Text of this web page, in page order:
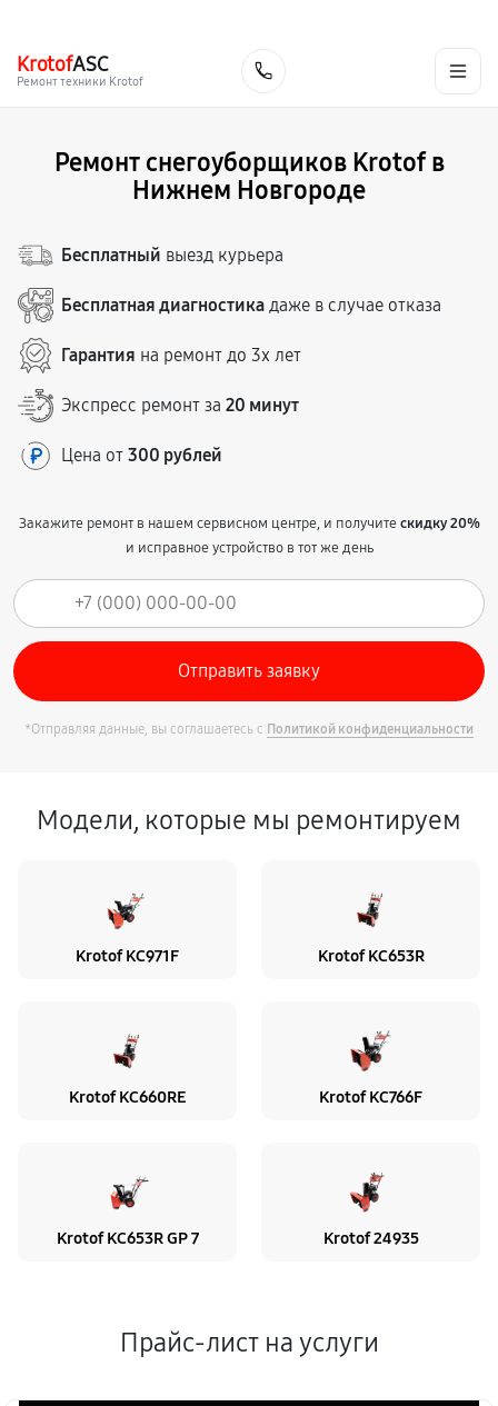
KrotofASC
Ремонт техники Krotof
Ремонт снегоуборщиков Krotof в
Нижнем Новгороде
Бесплатный выезд курьера
Бесплатная диагностика даже в случае отказа
Гарантия на ремонт до 3х лет
Экспресс ремонт за 20 минут
Цена от 300 рублей
Закажите ремонт в нашем сервисном центре, и получитескидку 20%
и исправное устройство в тот же день
*Отправляя данные, вы соглашаетесь с Политикой конфиденциальности
Модели, которые мы ремонтируем
Krotof KC971F Krotof KC653R
Krotof KC660RE Krotof KC766F
Krotof KC653R GP 7 Krotof 24935
Прайс-лист на услуги